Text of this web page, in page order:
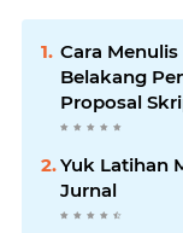
Cara
Belakang
Proposal
Yuk Latihan
Jurnal